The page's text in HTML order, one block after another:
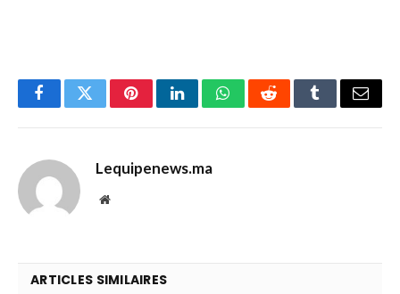
FacebookTwitterPinterestLinkedInWhatsAppRedditTumblrEmail
Lequipenews.ma
Website
ARTICLES SIMILAIRES